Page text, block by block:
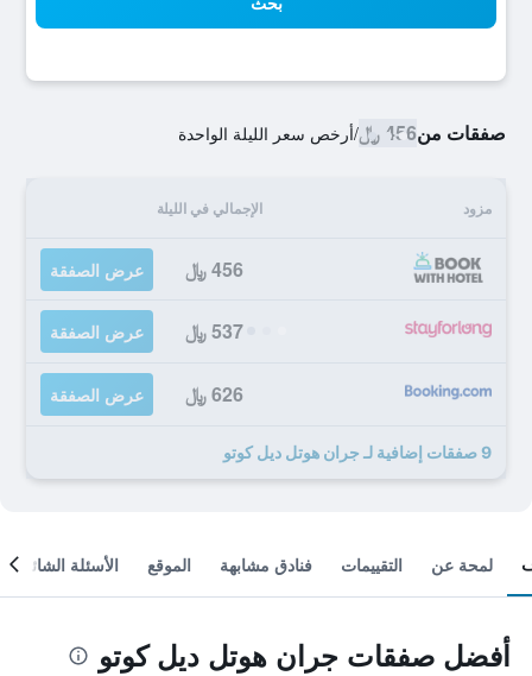
صفقات من456 ﷼ /أرخص سعر الليلة الواحدة
مزود الإجمالي في الليلة
456 ﷼ عرض الصفقة
537 ﷼ عرض الصفقة
626 ﷼ عرض الصفقة
9 صفقات إضافية لـ جران هوتل ديل كوتو
لمحة عن التقييمات فنادق مشابهة الموقع الأسئلة الشائعة
أفضل صفقات جران هوتل ديل كوتو